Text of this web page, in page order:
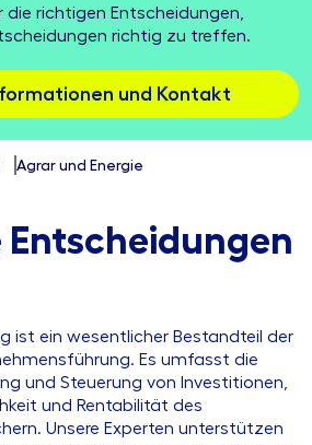
richtigen Entscheidungen,
richtig zu treffen.
und Kontakt
Agrar und Energie
Entscheidungen
ist ein wesentlicher Bestandteil der
Es umfasst die
und Steuerung von Investitionen,
und Rentabilität des
Unsere Experten unterstützen